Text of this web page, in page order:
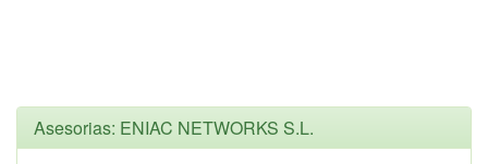
Asesorias: ENIAC NETWORKS S.L.